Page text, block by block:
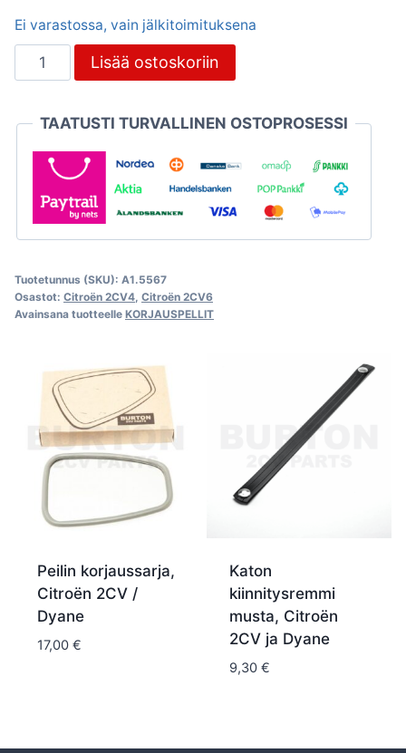
Ei varastossa, vain jälkitoimituksena
Korjauspelti
2CV,
taakse
määrä
Lisää ostoskoriin
TAATUSTI TURVALLINEN OSTOPROSESSI
Tuotetunnus (SKU): A1.5567
Osastot: Citroën 2CV4 Citroën 2CV6
Avainsana tuotteelle KORJAUSPELLIT
Peilin korjaussarja,
Citroën 2CV /
Dyane
17,00 €
Katon
kiinnitysremmi
musta, Citroën
2CV ja Dyane
9,30 €